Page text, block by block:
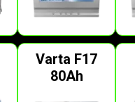
Varta F17
80Ah